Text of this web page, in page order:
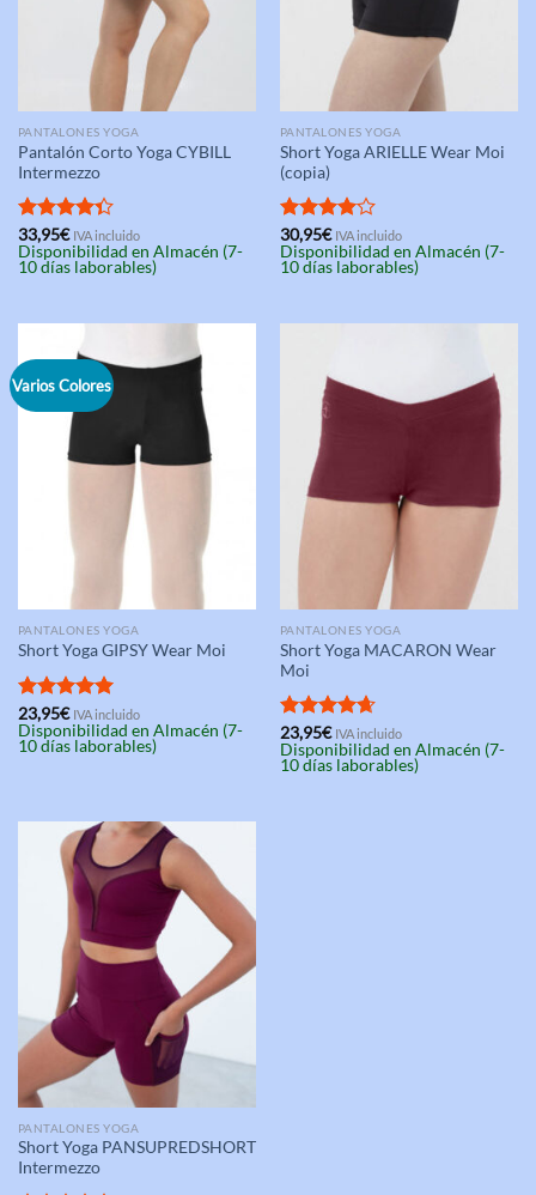
PANTALONES YOGA
Pantalón Corto Yoga CYBILL
Intermezzo
Valorado
con4.33
de 5
33,95€ IVA incluido
Disponibilidad en Almacén (7-
10 días laborables)
PANTALONES YOGA
Short Yoga ARIELLE Wear Moi
(copia)
Valorado
con4.00
de 5
30,95€ IVA incluido
Disponibilidad en Almacén (7-
10 días laborables)
Varios Colores
PANTALONES YOGA
Short Yoga GIPSY Wear Moi
Valorado
con5.00
de 5
23,95€ IVA incluido
Disponibilidad en Almacén (7-
10 días laborables)
PANTALONES YOGA
Short Yoga MACARON Wear
Moi
Valorado
con4.67
de 5
23,95€ IVA incluido
Disponibilidad en Almacén (7-
10 días laborables)
PANTALONES YOGA
Short Yoga PANSUPREDSHORT
Intermezzo